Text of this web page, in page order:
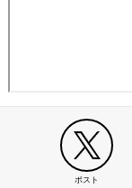
ポスト